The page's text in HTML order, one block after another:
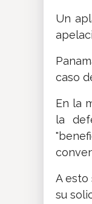
Un
caso
En la
la
A esto
su